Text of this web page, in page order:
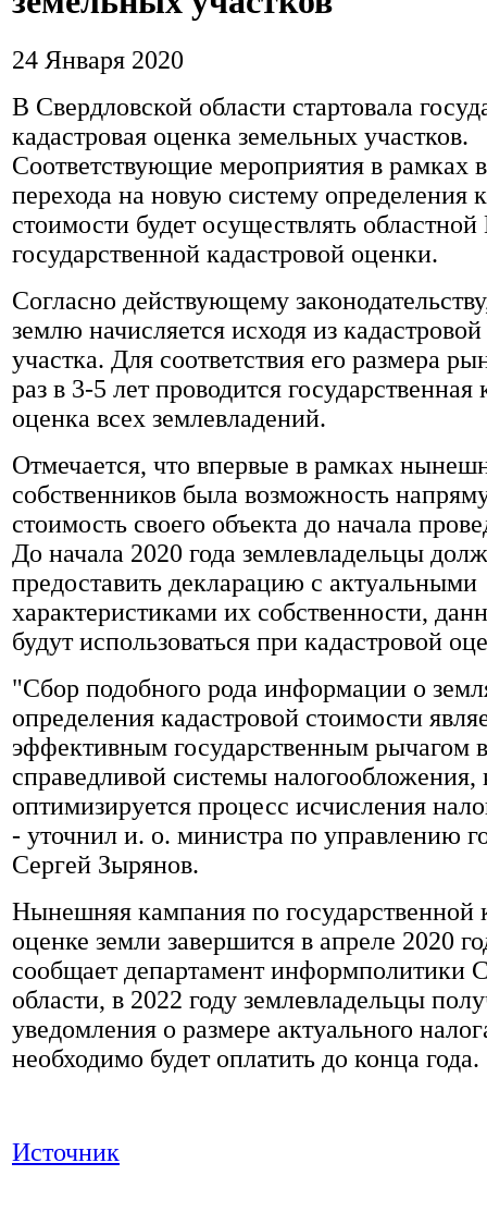
24 Января 2020
В Свердловской области стартовала
кадастровая оценка земельных участков.
Соответствующие мероприятия в рамках
перехода на новую систему определения
стоимости будет осуществлять
государственной кадастровой оценки.
Согласно действующему
землю начисляется исходя из
участка. Для соответствия его размера
раз в 3-5 лет проводится государственная
оценка всех землевладений.
Отмечается, что впервые в рамках
собственников была возможность
стоимость своего объекта до начала
До начала 2020 года землевладельцы
предоставить декларацию с актуальными
характеристиками их собственности,
будут использоваться при кадастровой
"Сбор подобного рода информации о
определения кадастровой стоимости
эффективным государственным рычагом
справедливой системы налогообложения,
оптимизируется процесс исчисления
- уточнил и. о. министра по управлению
Сергей Зырянов.
Нынешняя кампания по государственной
оценке земли завершится в апреле 2020
сообщает департамент информполитики
области, в 2022 году землевладельцы
уведомления о размере актуального
необходимо будет оплатить до конца года.
Источник